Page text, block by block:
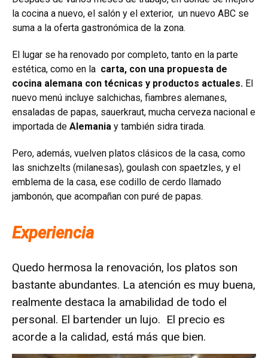
la cocina a nuevo, el salón y el exterior, un nuevo ABC se
suma a la oferta gastronómica de la zona.
El lugar se ha renovado por completo, tanto en la parte
estética, como en la carta, con una propuesta de
cocina alemana con técnicas y productos actuales. El
nuevo menú incluye salchichas, fiambres alemanes,
ensaladas de papas, sauerkraut, mucha cerveza nacional e
importada de Alemania y también sidra tirada.
Pero, además, vuelven platos clásicos de la casa, como
las snichzelts (milanesas), goulash con spaetzles, y el
emblema de la casa, ese codillo de cerdo llamado
jambonón, que acompañan con puré de papas.
Experiencia
Quedo hermosa la renovación, los platos son
bastante abundantes. La atención es muy buena,
realmente destaca la amabilidad de todo el
personal. El bartender un lujo. El precio es
acorde a la calidad, está más que bien.